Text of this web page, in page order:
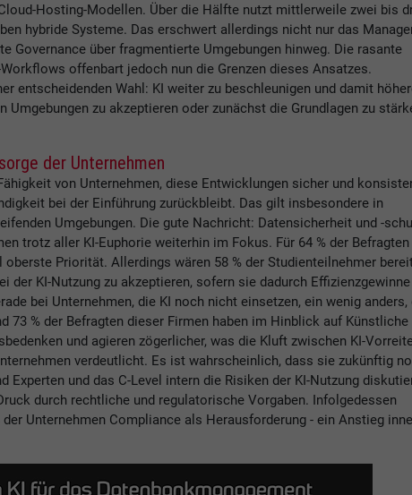
Hosting-Modellen. Über die Hälfte nutzt mittlerweile zwei bis
hybride Systeme. Das erschwert allerdings nicht nur das
Governance über fragmentierte Umgebungen hinweg. Die rasante
offenbart jedoch nun die Grenzen dieses Ansatzes.
entscheidenden Wahl: KI weiter zu beschleunigen und damit
Umgebungen zu akzeptieren oder zunächst die Grundlagen zu
der Unternehmen
von Unternehmen, diese Entwicklungen sicher und
bei der Einführung zurückbleibt. Das gilt insbesondere in
Umgebungen. Die gute Nachricht: Datensicherheit und -
trotz aller KI-Euphorie weiterhin im Fokus. Für 64 % der Befragten
oberste Priorität. Allerdings wären 58 % der Studienteilnehmer
der KI-Nutzung zu akzeptieren, sofern sie dadurch Effizienzgewinne
bei Unternehmen, die KI noch nicht einsetzen, ein wenig anders,
73 % der Befragten dieser Firmen haben im Hinblick auf Künstliche
und agieren zögerlicher, was die Kluft zwischen KI-
verdeutlicht. Es ist wahrscheinlich, dass sie zukünftig
Experten und das C-Level intern die Risiken der KI-Nutzung
durch rechtliche und regulatorische Vorgaben. Infolgedessen
Unternehmen Compliance als Herausforderung - ein Anstieg